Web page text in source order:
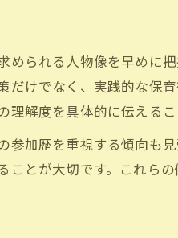
られる人物像を早めに
だけでなく、実践的な保
解度を具体的に伝えるこ
加歴を重視する傾向も
とが大切です。これら